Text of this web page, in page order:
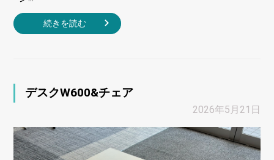
続きを読む
デスクW600&チェア
2026年5月21日